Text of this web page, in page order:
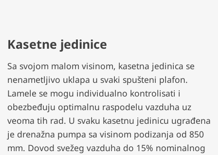
Kasetne jedinice
Sa svojom malom visinom, kasetna jedinica se
nenametljivo uklapa u svaki spušteni plafon.
Lamele se mogu individualno kontrolisati i
obezbeđuju optimalnu raspodelu vazduha uz
veoma tih rad. U svaku kasetnu jedinicu ugrađena
je drenažna pumpa sa visinom podizanja od 850
mm. Dovod svežeg vazduha do 15% nominalnog